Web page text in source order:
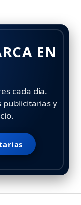
EN
cada día.
publicitarias y